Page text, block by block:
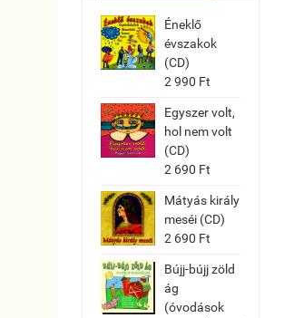
Éneklő
évszakok
(CD)
2 990 Ft
Egyszer volt,
hol nem volt
(CD)
2 690 Ft
Mátyás király
meséi (CD)
2 690 Ft
Bújj-bújj zöld
ág
(óvodások